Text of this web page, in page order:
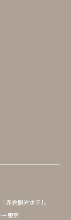
赤倉観光ホテル
ー東京